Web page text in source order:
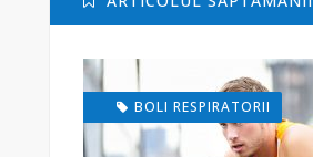
BOLI RESPIRATORII